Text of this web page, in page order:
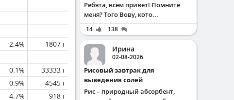
2.4%
1807 г
0.1%
33333 г
0.9%
4545 г
4.7%
918 г
Ребята, всем привет! Помните
меня? Того Вову, кото...
14 138
Ирина
02-08-2026
Рисовый завтрак для
выведения солей
Рис – природный абсорбент,